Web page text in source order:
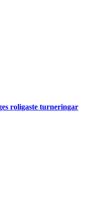
roligaste turneringar